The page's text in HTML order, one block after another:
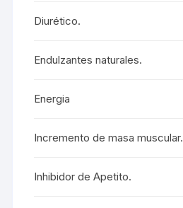
Diurético.
Endulzantes naturales.
Energia
Incremento de masa muscular.
Inhibidor de Apetito.